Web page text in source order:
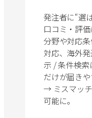
発注者に“選
口コミ・評
分野や対応
対応、海外
示 / 条件検
だけが届き
→ ミスマッ
可能に。